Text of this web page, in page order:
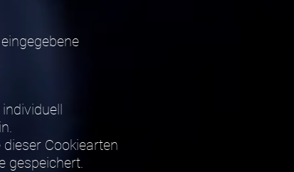
Cookiearten
gespeichert.